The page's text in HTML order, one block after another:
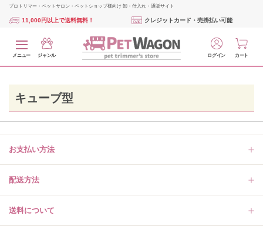
プロトリマー・ペットサロン・ペットショップ様向け 卸・仕入れ・通販サイト
11,000円以上で送料無料！ クレジットカード・売掛払い可能
メニュー ジャンル ログイン カート
キューブ型
お支払い方法
配送方法
送料について